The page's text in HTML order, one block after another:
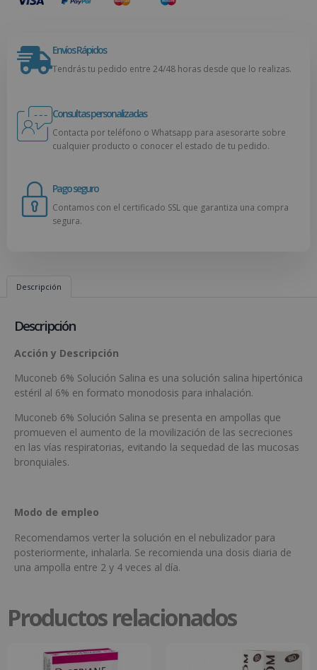
Envíos Rápidos
Tendrás tu pedido entre 24/48 horas desde que lo realizas.
Consultas personalizadas
Contacta por teléfono o Whatsapp para asesorarte sobre
cualquier producto o conocer el estado de tu pedido.
Pago seguro
Contamos con el certificado SSL que garantiza una compra
segura.
Descripción
Descripción
Acción y Descripción
Muconeb 6% Solución Salina es una solución salina hipertónica
estéril al 6% en formato monodosis para inhalación.
Muconeb 6% Solución Salina se presenta en ampollas que
promueven el aumento de la movilización de las secreciones
en las vías respiratorias, evitando la sequedad de las mucosas
bronquiales.
Modo de empleo
Recomendamos verter la solución en el nebulizador para
posteriormente, inhalarla. Se recomienda una dosis diaria de
una ampolla entre 2 y 4 veces al día.
Productos relacionados